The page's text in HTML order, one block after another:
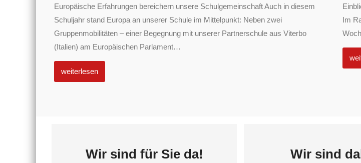
Europäische Erfahrungen bereichern unsere Schulgemeinschaft Auch in diesem
Schuljahr stand Europa an unserer Schule im Mittelpunkt: Neben zwei
Gruppenmobilitäten – einer Begegnung mit unserer Partnerschule aus Viterbo
(Italien) am Europäischen Parlament…
weiterlesen
Im
Wir sind für Sie da! Wir sind